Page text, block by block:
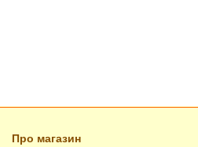
Про магазин